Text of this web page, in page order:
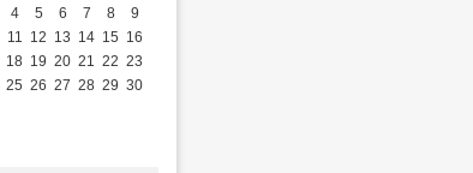
4 5 6 7 8
9
11 12 13 14 15 16
18 19 20 21 22 23
25 26 27 28 29 30